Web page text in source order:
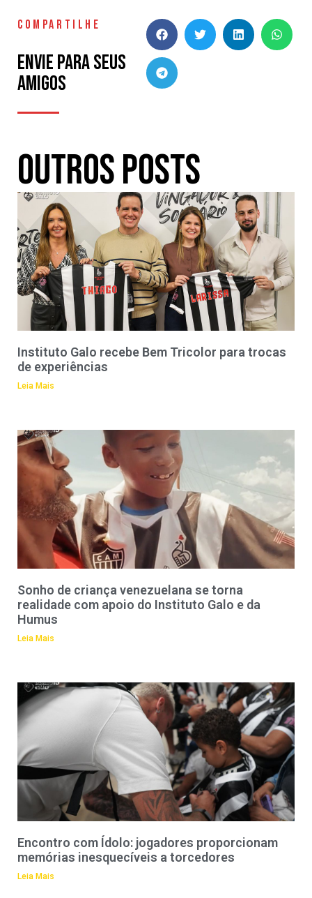
COMPARTILHE
Envie para seus
amigos
Outros Posts
Instituto Galo recebe Bem Tricolor para trocas
de experiências
Leia Mais
Sonho de criança venezuelana se torna
realidade com apoio do Instituto Galo e da
Humus
Leia Mais
Encontro com Ídolo: jogadores proporcionam
memórias inesquecíveis a torcedores
Leia Mais